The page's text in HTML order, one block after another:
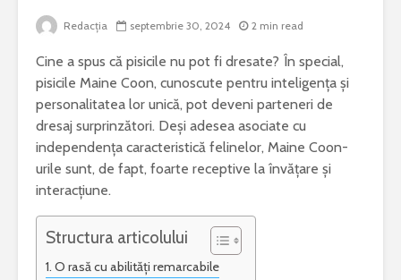
Redacția septembrie 30, 2024 2 min read
Cine a spus că pisicile nu pot fi dresate? În special,
pisicile Maine Coon, cunoscute pentru inteligența și
personalitatea lor unică, pot deveni parteneri de
dresaj surprinzători. Deși adesea asociate cu
independența caracteristică felinelor, Maine Coon-
urile sunt, de fapt, foarte receptive la învățare și
interacțiune.
Structura articolului
O rasă cu abilități remarcabile